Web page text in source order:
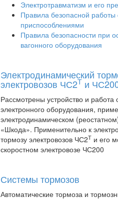
Электротравматизм и его
Правила безопасной
приспособлениями
Правила безопасности при
вагонного оборудования
Электродинамический
электровозов ЧС2Т и
Рассмотрены устройство и работа
электронного оборудования,
электродинамическом
«Шкода». Применительно к
тормозу электровозов ЧС2Т и его
скоростном электровозе ЧС200
Системы тормозов
Автоматические тормоза и